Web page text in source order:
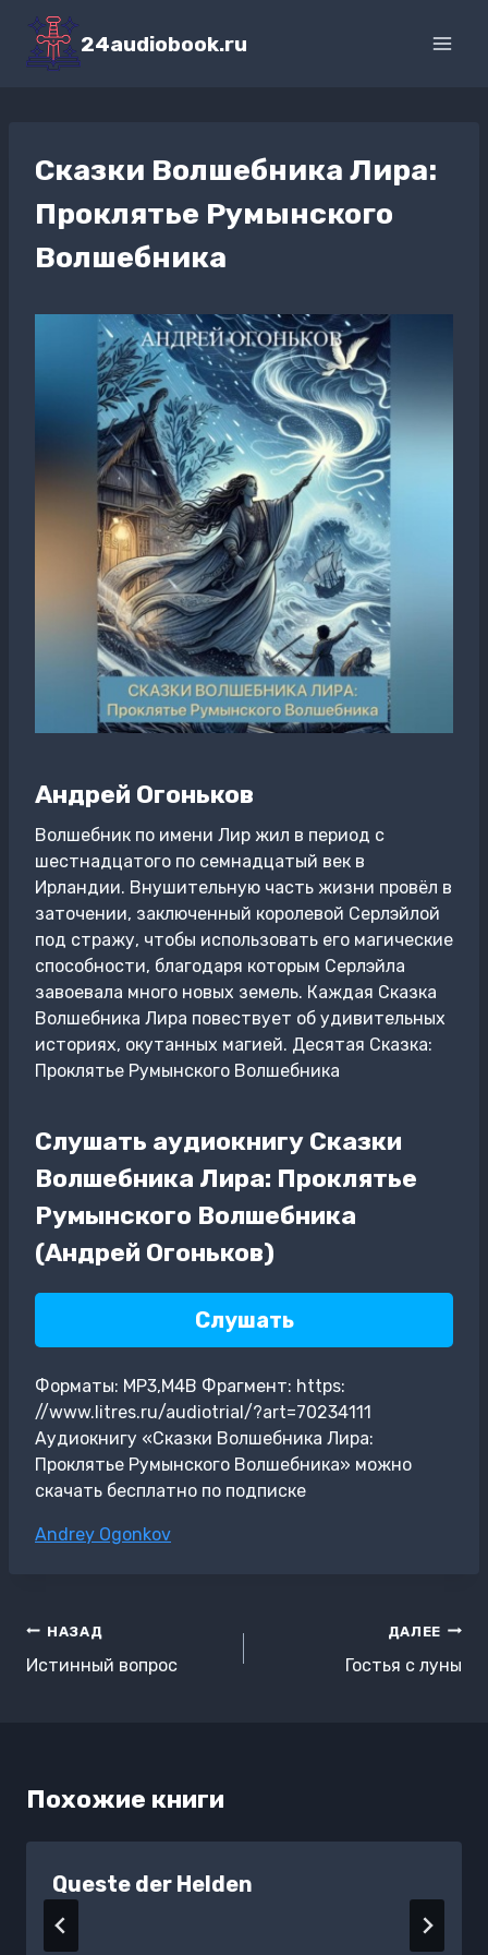
Перейти
содержимому
24audiobook.ru
Сказки Волшебника Лира:
Проклятье Румынского
Волшебника
Андрей Огоньков
Волшебник по имени Лир жил в период с
шестнадцатого по семнадцатый век в
Ирландии. Внушительную часть жизни провёл в
заточении, заключенный королевой Серлэйлой
под стражу, чтобы использовать его магические
способности, благодаря которым Серлэйла
завоевала много новых земель. Каждая Сказка
Волшебника Лира повествует об удивительных
историях, окутанных магией. Десятая Сказка:
Проклятье Румынского Волшебника
Слушать аудиокнигу Сказки
Волшебника Лира: Проклятье
Румынского Волшебника
(Андрей Огоньков)
Слушать
Форматы: MP3,M4B Фрагмент: https:
//www.litres.ru/audiotrial/?art=70234111
Аудиокнигу «Сказки Волшебника Лира:
Проклятье Румынского Волшебника» можно
скачать бесплатно по подписке
Метки
Andrey Ogonkov
Навигация
по
НАЗАД
Истинный вопрос
ДАЛЕЕ
Гостья с луны
Похожие книги
Queste der Helden